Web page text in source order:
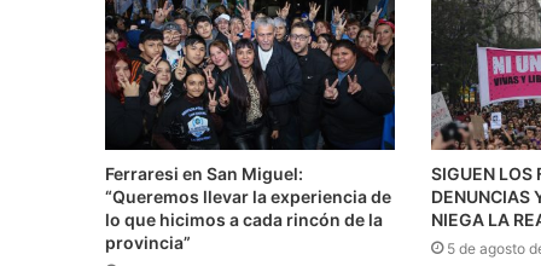
Ferraresi en San Miguel:
“Queremos llevar la experiencia de
lo que hicimos a cada rincón de la
provincia”
SIGUEN LOS
DENUNCIAS
NIEGA LA
5 de agosto